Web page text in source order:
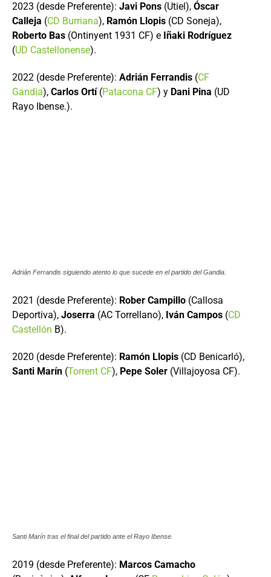
2023 (desde Preferente): Javi Pons (Utiel), Óscar
Calleja (CD Burriana), Ramón Llopis (CD Soneja),
Roberto Bas (Ontinyent 1931 CF) e Iñaki Rodríguez
(UD Castellonense).
2022 (desde Preferente): Adrián Ferrandis (CF
Gandia), Carlos Ortí(Patacona CF) y Dani Pina (UD
Rayo Ibense.).
Adrián Ferrandis siguiendo atento lo que sucede en el partido del Gandia.
2021 (desde Preferente): Rober Campillo (Callosa
Deportiva), Joserra (AC Torrellano), Iván Campos (CD
Castellón B).
2020 (desde Preferente): Ramón Llopis (CD Benicarló),
Santi Marín (Torrent CF), Pepe Soler (Villajoyosa CF).
Santi Marín tras el final del partido ante el Rayo Ibense.
2019 (desde Preferente): Marcos Camacho